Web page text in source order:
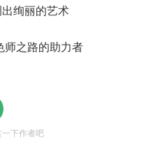
绚丽的艺术
师之路的助力者
下作者吧